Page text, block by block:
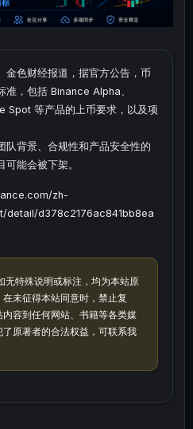
金色财经报道，据官方公告，币
准，包括 Binance Alpha、
Spot 等产品的上币要求，以及项
队背景、合规性和产品安全性的
能会被下架。
zh-
detail/d378c2176ac841bb8ea
无特殊说明或标注，均为本站原
未征得本站同意时，禁止复
容到任何网站、书籍等各类媒
原著者的合法权益，可联系我